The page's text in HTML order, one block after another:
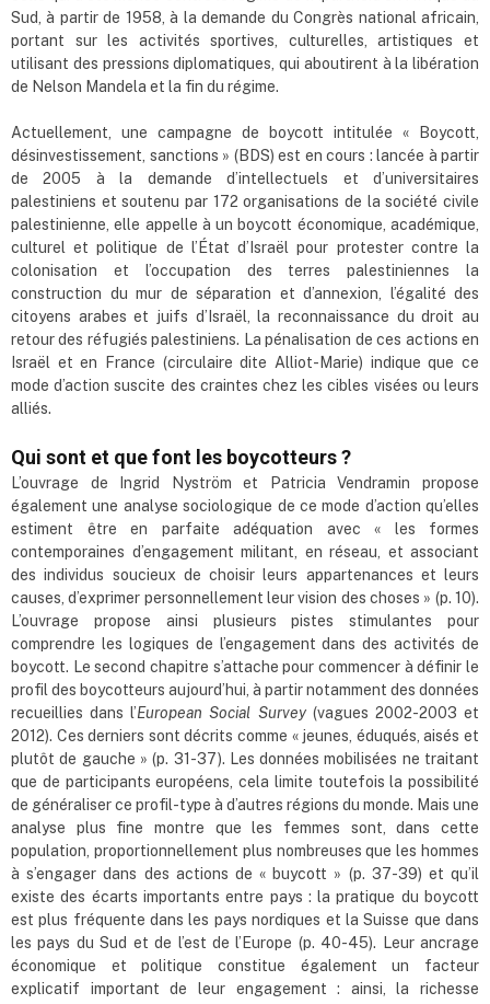
Sud, à partir de 1958, à la demande du Congrès national africain,
portant sur les activités sportives, culturelles, artistiques et
utilisant des pressions diplomatiques, qui aboutirent à la libération
de Nelson Mandela et la fin du régime.
Actuellement, une campagne de boycott intitulée « Boycott,
désinvestissement, sanctions » (BDS) est en cours : lancée à partir
de 2005 à la demande d’intellectuels et d’universitaires
palestiniens et soutenu par 172 organisations de la société civile
palestinienne, elle appelle à un boycott économique, académique,
culturel et politique de l’État d’Israël pour protester contre la
colonisation et l’occupation des terres palestiniennes la
construction du mur de séparation et d’annexion, l’égalité des
citoyens arabes et juifs d’Israël, la reconnaissance du droit au
retour des réfugiés palestiniens. La pénalisation de ces actions en
Israël et en France (circulaire dite Alliot-Marie) indique que ce
mode d’action suscite des craintes chez les cibles visées ou leurs
alliés.
Qui sont et que font les boycotteurs ?
L’ouvrage de Ingrid Nyström et Patricia Vendramin propose
également une analyse sociologique de ce mode d’action qu’elles
estiment être en parfaite adéquation avec « les formes
contemporaines d’engagement militant, en réseau, et associant
des individus soucieux de choisir leurs appartenances et leurs
causes, d’exprimer personnellement leur vision des choses » (p. 10).
L’ouvrage propose ainsi plusieurs pistes stimulantes pour
comprendre les logiques de l’engagement dans des activités de
boycott. Le second chapitre s’attache pour commencer à définir le
profil des boycotteurs aujourd’hui, à partir notamment des données
recueillies dans l’European Social Survey(vagues 2002-2003 et
2012). Ces derniers sont décrits comme « jeunes, éduqués, aisés et
plutôt de gauche » (p. 31-37). Les données mobilisées ne traitant
que de participants européens, cela limite toutefois la possibilité
de généraliser ce profil-type à d’autres régions du monde. Mais une
analyse plus fine montre que les femmes sont, dans cette
population, proportionnellement plus nombreuses que les hommes
à s’engager dans des actions de « buycott » (p. 37-39) et qu’il
existe des écarts importants entre pays : la pratique du boycott
est plus fréquente dans les pays nordiques et la Suisse que dans
les pays du Sud et de l’est de l’Europe (p. 40-45). Leur ancrage
économique et politique constitue également un facteur
explicatif important de leur engagement : ainsi, la richesse